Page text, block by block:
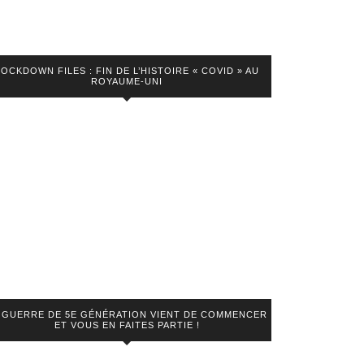
FILES : FIN DE L’HISTOIRE « COVID » AU
ROYAUME-UNI
GUERRE DE 5E GÉNÉRATION VIENT DE COMMENCER
ET VOUS EN FAITES PARTIE !